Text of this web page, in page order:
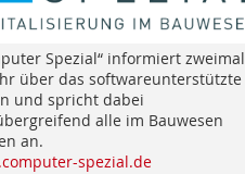
Spezial“ informiert zweimal
über das softwareunterstützte
und spricht dabei
alle im Bauwesen
an.
spezial.de